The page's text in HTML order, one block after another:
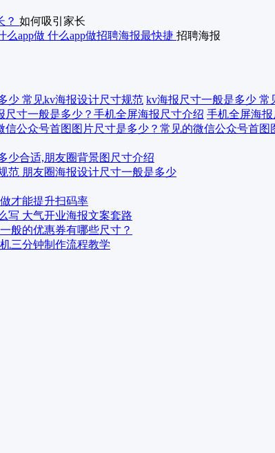
？ 如何吸引家长
么app做 什么app做招聘海报最快捷 招聘海报
kv海报尺寸一般是多少 常
手机全屏海
少合适,朋友圈背景图尺寸介绍
范 朋友圈海报设计尺寸一般是多少
才能提升扫码率
写 大气开业海报文案套路
般的优惠券有哪些尺寸？
三分钟制作流程教学